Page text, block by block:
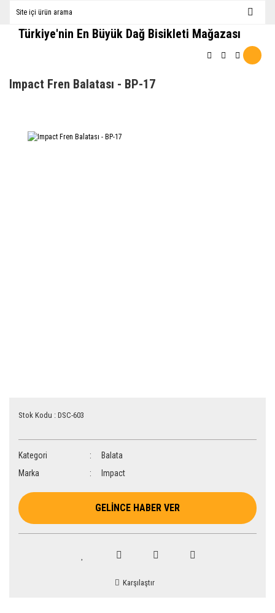
Türkiye'nin En Büyük Dağ Bisikleti Mağazası
Impact Fren Balatası - BP-17
Stok Kodu : DSC-603
Kategori
Balata
Marka
Impact
GELİNCE HABER VER
Karşılaştır